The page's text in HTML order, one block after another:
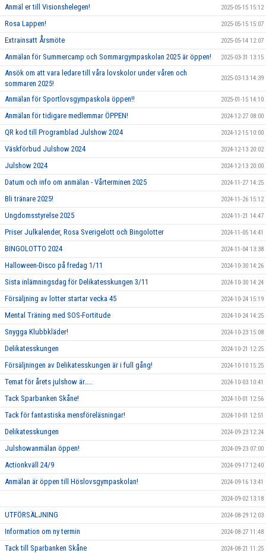
Anmäl er till Visionshelegen! 2025-05-15 15:12
Rosa Lappen! 2025-05-15 15:07
Extrainsatt Årsmöte 2025-05-14 12:07
Anmälan för Summercamp och Sommargympaskolan 2025 är öppen! 2025-03-31 13:15
Ansök om att vara ledare till våra lovskolor under våren och
sommaren 2025!
2025-03-13 14:39
Anmälan för Sportlovsgympaskola öppen!! 2025-01-15 14:10
Anmälan för tidigare medlemmar ÖPPEN! 2024-12-27 08:00
QR kod till Programblad Julshow 2024 2024-12-15 10:00
Väskförbud Julshow 2024 2024-12-13 20:02
Julshow 2024 2024-12-13 20:00
Datum och info om anmälan - Vårterminen 2025 2024-11-27 14:25
Bli tränare 2025! 2024-11-26 15:12
Ungdomsstyrelse 2025 2024-11-21 14:47
Priser Julkalender, Rosa Sverigelott och Bingolotter 2024-11-05 14:41
BINGOLOTTO 2024 2024-11-04 13:38
Halloween-Disco på fredag 1/11 2024-10-30 14:26
Sista inlämningsdag för Delikatesskungen 3/11 2024-10-30 14:24
Försäljning av lotter startar vecka 45 2024-10-24 15:19
Mental Träning med SOS-Fortitude 2024-10-24 14:25
Snygga Klubbkläder! 2024-10-23 15:08
Delikatesskungen 2024-10-21 12:25
Försäljningen av Delikatesskungen är i full gång! 2024-10-10 15:25
Temat för årets julshow är….. 2024-10-03 10:41
Tack Sparbanken Skåne! 2024-10-01 12:56
Tack för fantastiska mensföreläsningar! 2024-10-01 12:51
Delikatesskungen 2024-09-23 12:24
Julshowanmälan öppen! 2024-09-23 07:00
Actionkväll 24/9 2024-09-17 12:40
Anmälan är öppen till Höslovsgympaskolan! 2024-09-16 13:41
2024-09-02 13:18
UTFÖRSÄLJNING 2024-08-29 12:03
Information om ny termin 2024-08-27 11:48
Tack till Sparbanken Skåne 2024-08-21 11:25